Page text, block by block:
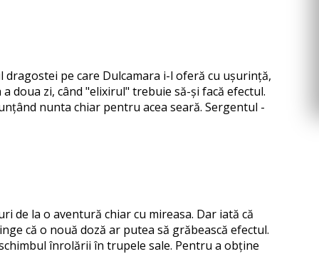
pe care Dulcamara i-l oferă cu ușurință,
doua zi, când "elixirul" trebuie să-și facă efectul.
nunta chiar pentru acea seară. Sergentul -
de la o aventură chiar cu mireasa. Dar iată că
că o nouă doză ar putea să grăbească efectul.
înrolării în trupele sale. Pentru a obține